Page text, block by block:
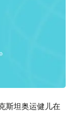
斯坦奥运健儿在